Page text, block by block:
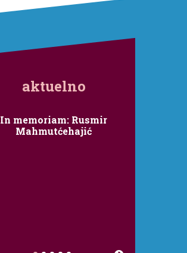
aktuelno
In memoriam: Rusmir
Mahmutćehajić